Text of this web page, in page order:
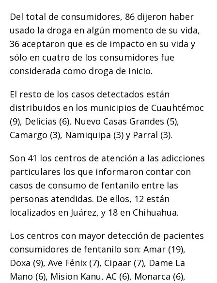
Del total de consumidores, 86 dijeron haber
usado la droga en algún momento de su vida,
36 aceptaron que es de impacto en su vida y
sólo en cuatro de los consumidores fue
considerada como droga de inicio.
El resto de los casos detectados están
distribuidos en los municipios de Cuauhtémoc
(9), Delicias (6), Nuevo Casas Grandes (5),
Camargo (3), Namiquipa (3) y Parral (3).
Son 41 los centros de atención a las adicciones
particulares los que informaron contar con
casos de consumo de fentanilo entre las
personas atendidas. De ellos, 12 están
localizados en Juárez, y 18 en Chihuahua.
Los centros con mayor detección de pacientes
consumidores de fentanilo son: Amar (19),
Doxa (9), Ave Fénix (7), Cipaar (7), Dame La
Mano (6), Mision Kanu, AC (6), Monarca (6),